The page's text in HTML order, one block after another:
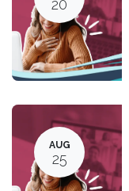
20
AUG
25